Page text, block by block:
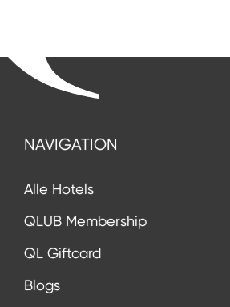
NAVIGATION
Alle Hotels
QLUB Membership
QL Giftcard
Blogs